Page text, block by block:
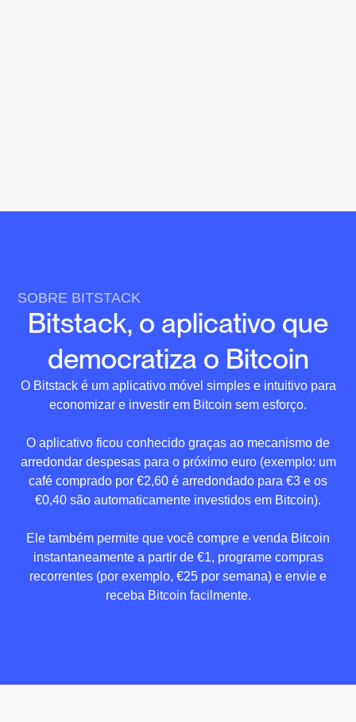
SOBRE BITSTACK
Bitstack, o aplicativo que
democratiza o Bitcoin
O Bitstack é um aplicativo móvel simples e intuitivo para
economizar e investir em Bitcoin sem esforço.
O aplicativo ficou conhecido graças ao mecanismo de
arredondar despesas para o próximo euro (exemplo: um
café comprado por €2,60 é arredondado para €3 e os
€0,40 são automaticamente investidos em Bitcoin).
Ele também permite que você compre e venda Bitcoin
instantaneamente a partir de €1, programe compras
recorrentes (por exemplo, €25 por semana) e envie e
receba Bitcoin facilmente.